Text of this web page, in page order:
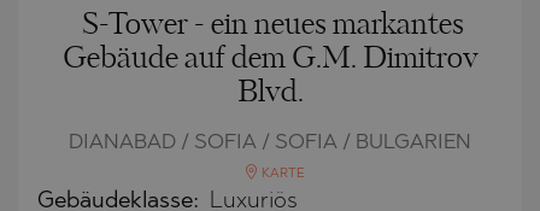
S-Tower - ein neues markantes
Gebäude auf dem G.M. Dimitrov
Blvd.
DIANABAD / SOFIA / SOFIA / BULGARIEN
KARTE
Gebäudeklasse: Luxuriös